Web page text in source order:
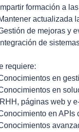
formación a
actualizada
de mejoras y
de
requiere:
en
en
páginas web y
en APIs